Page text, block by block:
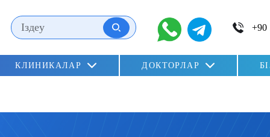
КЛИНИКАЛАР ДОКТОРЛАР